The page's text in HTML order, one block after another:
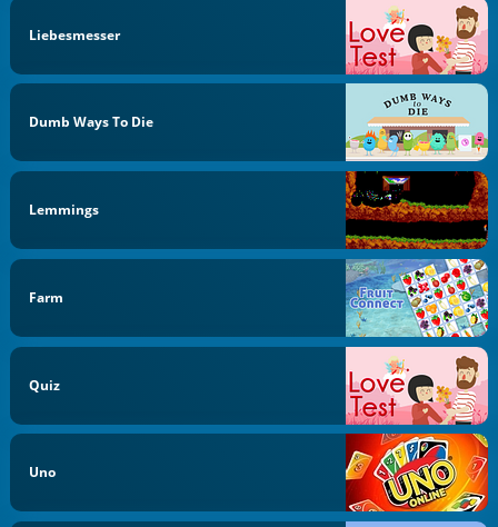
Liebesmesser
Dumb Ways To Die
Lemmings
Farm
Quiz
Uno